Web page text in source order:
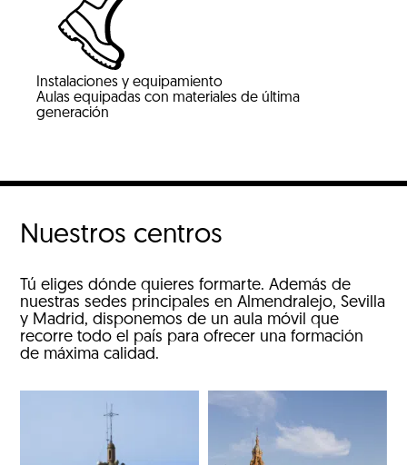
Instalaciones y equipamiento
Aulas equipadas con materiales de última
generación
Nuestros centros
Tú eliges dónde quieres formarte. Además de
nuestras sedes principales en Almendralejo, Sevilla
y Madrid, disponemos de un aula móvil que
recorre todo el país para ofrecer una formación
de máxima calidad.